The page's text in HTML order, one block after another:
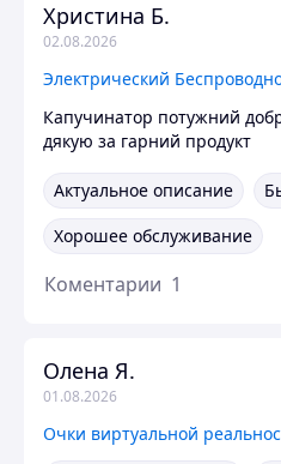
Христина Б.
02.08.2026
Капучинатор потужний
дякую за гарний продукт
Актуальное описание
Хорошее обслуживание
Коментарии 1
Олена Я.
01.08.2026